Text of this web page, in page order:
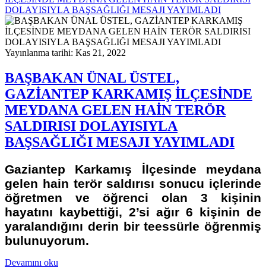
DOLAYISIYLA BAŞSAĞLIĞI MESAJI YAYIMLADI
Yayınlanma tarihi: Kas 21, 2022
BAŞBAKAN ÜNAL ÜSTEL,
GAZİANTEP KARKAMIŞ İLÇESİNDE
MEYDANA GELEN HAİN TERÖR
SALDIRISI DOLAYISIYLA
BAŞSAĞLIĞI MESAJI YAYIMLADI
Gaziantep Karkamış İlçesinde meydana
gelen hain terör saldırısı sonucu içlerinde
öğretmen ve öğrenci olan 3 kişinin
hayatını kaybettiği, 2’si ağır 6 kişinin de
yaralandığını derin bir teessürle öğrenmiş
bulunuyorum.
Devamını oku